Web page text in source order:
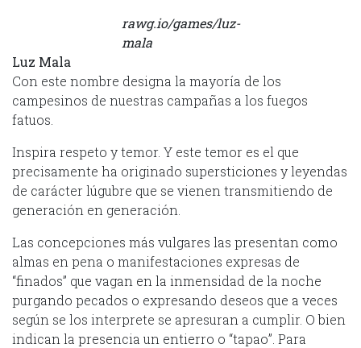
rawg.io/games/luz-
mala
Luz Mala
Con este nombre designa la mayoría de los
campesinos de nuestras campañas a los fuegos
fatuos.
Inspira respeto y temor. Y este temor es el que
precisamente ha originado supersticiones y leyendas
de carácter lúgubre que se vienen transmitiendo de
generación en generación.
Las concepciones más vulgares las presentan como
almas en pena o manifestaciones expresas de
“finados” que vagan en la inmensidad de la noche
purgando pecados o expresando deseos que a veces
según se los interprete se apresuran a cumplir. O bien
indican la presencia un entierro o “tapao”. Para